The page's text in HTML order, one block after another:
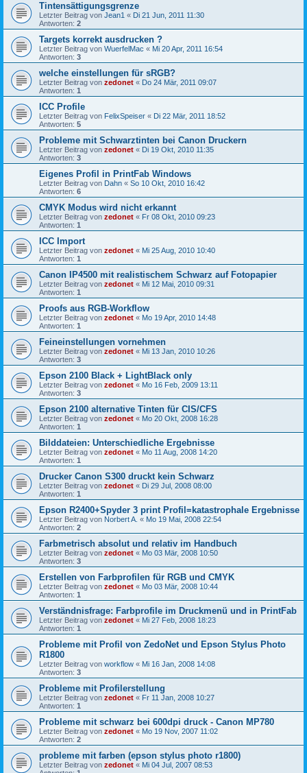
Tintensättigungsgrenze
Letzter Beitrag von Jean1 « Di 21 Jun, 2011 11:30
Antworten: 2
Targets korrekt ausdrucken ?
Letzter Beitrag von WuerfelMac « Mi 20 Apr, 2011 16:54
Antworten: 3
welche einstellungen für sRGB?
Letzter Beitrag von zedonet « Do 24 Mär, 2011 09:07
Antworten: 1
ICC Profile
Letzter Beitrag von FelixSpeiser « Di 22 Mär, 2011 18:52
Antworten: 5
Probleme mit Schwarztinten bei Canon Druckern
Letzter Beitrag von zedonet « Di 19 Okt, 2010 11:35
Antworten: 3
Eigenes Profil in PrintFab Windows
Letzter Beitrag von Dahn « So 10 Okt, 2010 16:42
Antworten: 6
CMYK Modus wird nicht erkannt
Letzter Beitrag von zedonet « Fr 08 Okt, 2010 09:23
Antworten: 1
ICC Import
Letzter Beitrag von zedonet « Mi 25 Aug, 2010 10:40
Antworten: 1
Canon IP4500 mit realistischem Schwarz auf Fotopapier
Letzter Beitrag von zedonet « Mi 12 Mai, 2010 09:31
Antworten: 1
Proofs aus RGB-Workflow
Letzter Beitrag von zedonet « Mo 19 Apr, 2010 14:48
Antworten: 1
Feineinstellungen vornehmen
Letzter Beitrag von zedonet « Mi 13 Jan, 2010 10:26
Antworten: 3
Epson 2100 Black + LightBlack only
Letzter Beitrag von zedonet « Mo 16 Feb, 2009 13:11
Antworten: 3
Epson 2100 alternative Tinten für CIS/CFS
Letzter Beitrag von zedonet « Mo 20 Okt, 2008 16:28
Antworten: 1
Bilddateien: Unterschiedliche Ergebnisse
Letzter Beitrag von zedonet « Mo 11 Aug, 2008 14:20
Antworten: 1
Drucker Canon S300 druckt kein Schwarz
Letzter Beitrag von zedonet « Di 29 Jul, 2008 08:00
Antworten: 1
Epson R2400+Spyder 3 print Profil=katastrophale Ergebnisse
Letzter Beitrag von Norbert A. « Mo 19 Mai, 2008 22:54
Antworten: 2
Farbmetrisch absolut und relativ im Handbuch
Letzter Beitrag von zedonet « Mo 03 Mär, 2008 10:50
Antworten: 3
Erstellen von Farbprofilen für RGB und CMYK
Letzter Beitrag von zedonet « Mo 03 Mär, 2008 10:44
Antworten: 1
Verständnisfrage: Farbprofile im Druckmenü und in PrintFab
Letzter Beitrag von zedonet « Mi 27 Feb, 2008 18:23
Antworten: 1
Probleme mit Profil von ZedoNet und Epson Stylus Photo
R1800
Letzter Beitrag von workflow « Mi 16 Jan, 2008 14:08
Antworten: 3
Probleme mit Profilerstellung
Letzter Beitrag von zedonet « Fr 11 Jan, 2008 10:27
Antworten: 1
Probleme mit schwarz bei 600dpi druck - Canon MP780
Letzter Beitrag von zedonet « Mo 19 Nov, 2007 11:02
Antworten: 2
probleme mit farben (epson stylus photo r1800)
Letzter Beitrag von zedonet « Mi 04 Jul, 2007 08:53